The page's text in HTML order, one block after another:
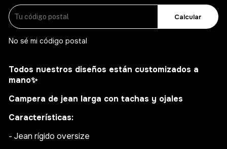
Calcular
No sé mi código postal
Todos nuestros diseños están customizados a
mano✨
Campera de jean larga con tachas y ojales
Características:
- Jean rígido oversize